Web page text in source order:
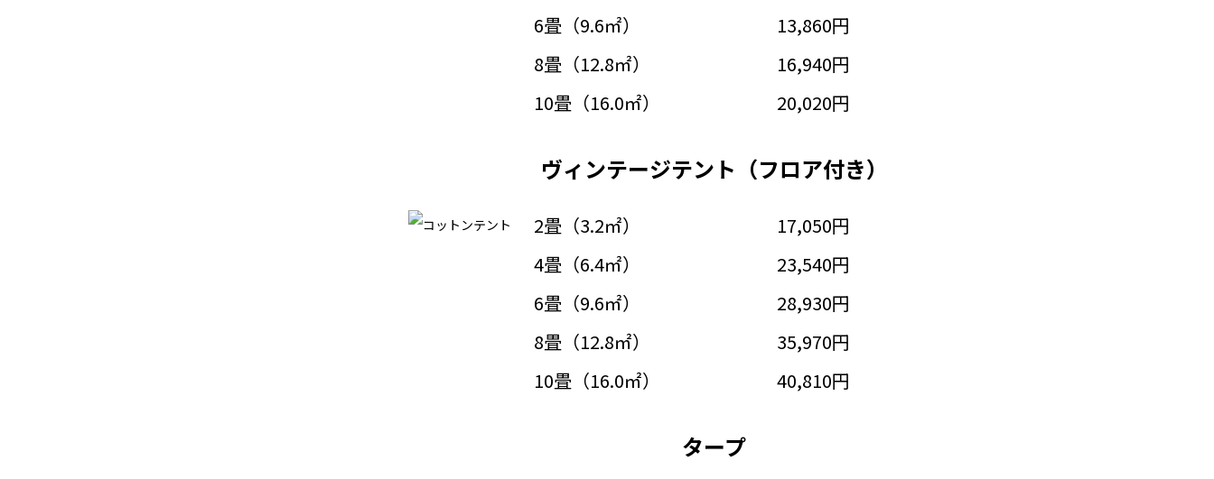
6畳（9.6㎡）
13,860円
8畳（12.8㎡）
16,940円
10畳（16.0㎡）
20,020円
ヴィンテージテント（フロア付き）
2畳（3.2㎡）
17,050円
4畳（6.4㎡）
23,540円
6畳（9.6㎡）
28,930円
8畳（12.8㎡）
35,970円
10畳（16.0㎡）
40,810円
タープ